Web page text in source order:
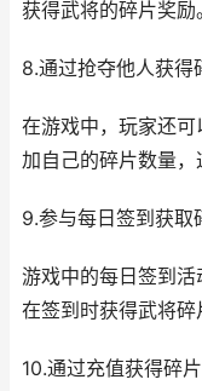
获得武将的碎片奖励
8.通过抢夺他人获得
在游戏中，玩家还
加自己的碎片数量，
9.参与每日签到获取
游戏中的每日签到
在签到时获得武将碎
10.通过充值获得碎片